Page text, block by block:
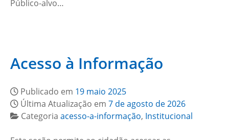
Público-alvo…
Acesso à Informação
Publicado em 19 maio 2025
Última Atualização em 7 de agosto de 2026
Categoria acesso-a-informação, Institucional